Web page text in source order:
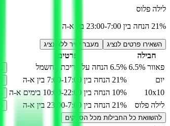
לילה פלוס
21% הנחה בין 23:00-7:00 בין א-ה
השאירו פרטים לנציג מעבר ישיר ללא נציג
חבילה פרטים
פאוור 6.5%
6.5% הנחה על צריכת החשמל
יום 21% הנחה בין 7:00-17:00 בין א-ה
10x10 10% הנחה בין 10:00-22:00 בימים א-ה
לילה פלוס 21% הנחה בין 23:00-7:00 בין א-ה
להשוואת כל החבילות מכל הספקים